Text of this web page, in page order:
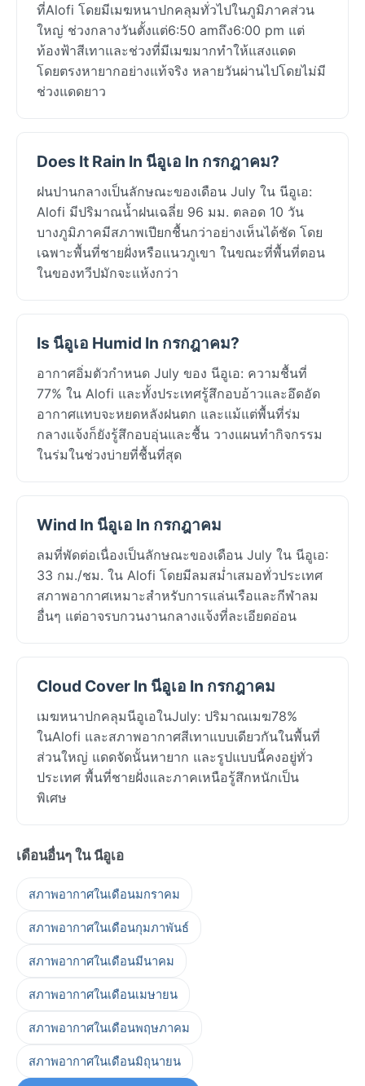
ที่Alofi โดยมีเมฆหนาปกคลุมทั่วไปในภูมิภาคส่วน
ใหญ่ ช่วงกลางวันตั้งแต่6:50 amถึง6:00 pm แต่
ท้องฟ้าสีเทาและช่วงที่มีเมฆมากทำให้แสงแดด
โดยตรงหายากอย่างแท้จริง หลายวันผ่านไปโดยไม่มี
ช่วงแดดยาว
Does It Rain In นีอูเอ In กรกฎาคม?
ฝนปานกลางเป็นลักษณะของเดือน July ใน นีอูเอ:
Alofi มีปริมาณน้ำฝนเฉลี่ย 96 มม. ตลอด 10 วัน
บางภูมิภาคมีสภาพเปียกชื้นกว่าอย่างเห็นได้ชัด โดย
เฉพาะพื้นที่ชายฝั่งหรือแนวภูเขา ในขณะที่พื้นที่ตอน
ในของทวีปมักจะแห้งกว่า
Is นีอูเอ Humid In กรกฎาคม?
อากาศอิ่มตัวกำหนด July ของ นีอูเอ: ความชื้นที่
77% ใน Alofi และทั้งประเทศรู้สึกอบอ้าวและอึดอัด
อากาศแทบจะหยดหลังฝนตก และแม้แต่พื้นที่ร่ม
กลางแจ้งก็ยังรู้สึกอบอุ่นและชื้น วางแผนทำกิจกรรม
ในร่มในช่วงบ่ายที่ชื้นที่สุด
Wind In นีอูเอ In กรกฎาคม
ลมที่พัดต่อเนื่องเป็นลักษณะของเดือน July ใน นีอูเอ:
33 กม./ชม. ใน Alofi โดยมีลมสม่ำเสมอทั่วประเทศ
สภาพอากาศเหมาะสำหรับการแล่นเรือและกีฬาลม
อื่นๆ แต่อาจรบกวนงานกลางแจ้งที่ละเอียดอ่อน
Cloud Cover In นีอูเอ In กรกฎาคม
เมฆหนาปกคลุมนีอูเอในJuly: ปริมาณเมฆ78%
ในAlofi และสภาพอากาศสีเทาแบบเดียวกันในพื้นที่
ส่วนใหญ่ แดดจัดนั้นหายาก และรูปแบบนี้คงอยู่ทั่ว
ประเทศ พื้นที่ชายฝั่งและภาคเหนือรู้สึกหนักเป็น
พิเศษ
เดือนอื่นๆ ใน นีอูเอ
สภาพอากาศในเดือนมกราคม
สภาพอากาศในเดือนกุมภาพันธ์
สภาพอากาศในเดือนมีนาคม
สภาพอากาศในเดือนเมษายน
สภาพอากาศในเดือนพฤษภาคม
สภาพอากาศในเดือนมิถุนายน